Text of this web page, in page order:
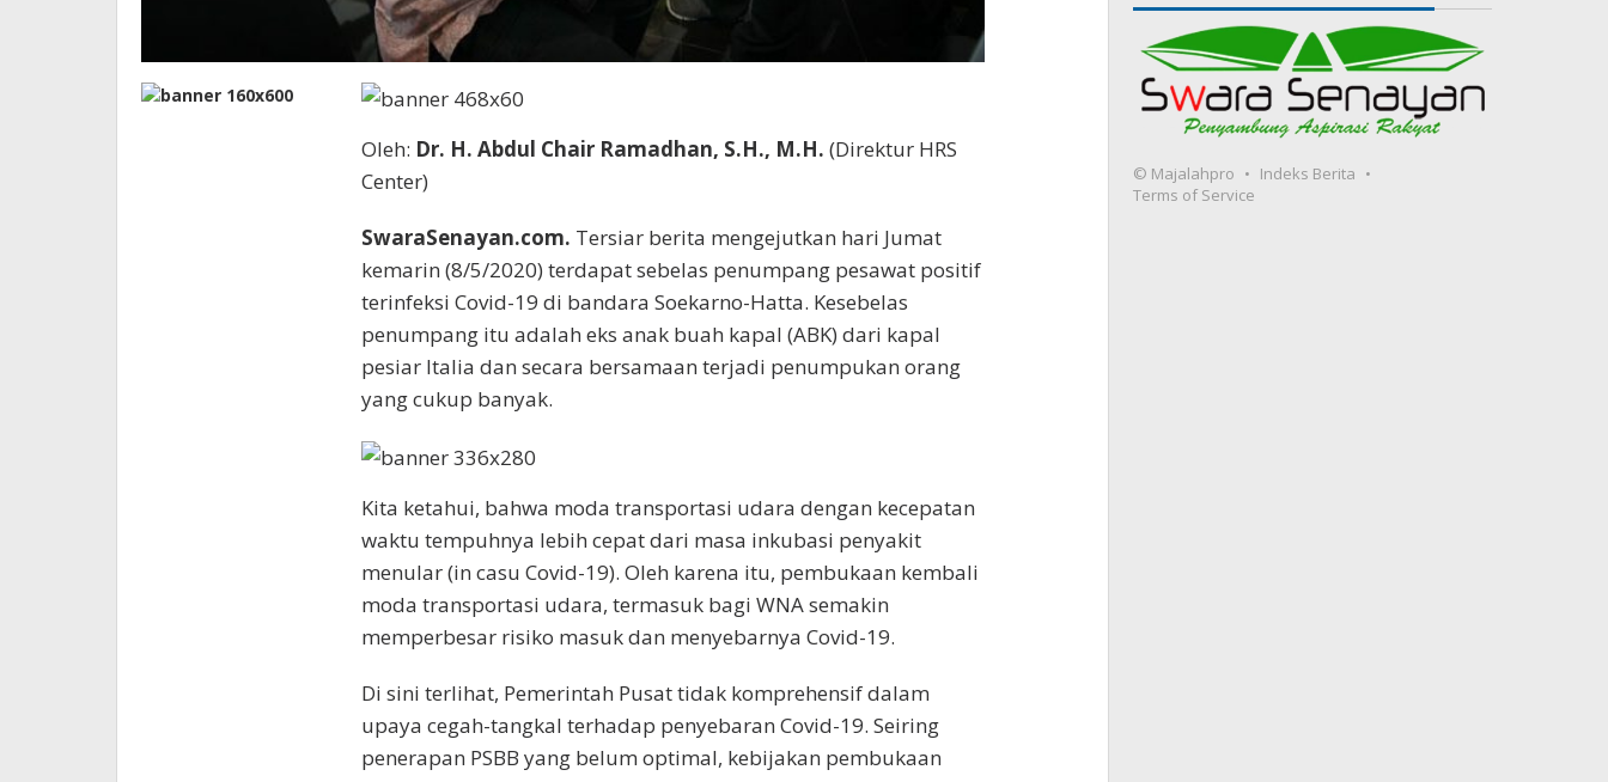
Oleh: Dr. H. Abdul Chair Ramadhan, S.H., M.H. (Direktur HRS
Center)
SwaraSenayan.com. Tersiar berita mengejutkan hari Jumat
kemarin (8/5/2020) terdapat sebelas penumpang pesawat positif
terinfeksi Covid-19 di bandara Soekarno-Hatta. Kesebelas
penumpang itu adalah eks anak buah kapal (ABK) dari kapal
pesiar Italia dan secara bersamaan terjadi penumpukan orang
yang cukup banyak.
Kita ketahui, bahwa moda transportasi udara dengan kecepatan
waktu tempuhnya lebih cepat dari masa inkubasi penyakit
menular (in casu Covid-19). Oleh karena itu, pembukaan kembali
moda transportasi udara, termasuk bagi WNA semakin
memperbesar risiko masuk dan menyebarnya Covid-19.
Di sini terlihat, Pemerintah Pusat tidak komprehensif dalam
upaya cegah-tangkal terhadap penyebaran Covid-19. Seiring
penerapan PSBB yang belum optimal, kebijakan pembukaan
© Majalahpro
Indeks Berita
Terms of Service